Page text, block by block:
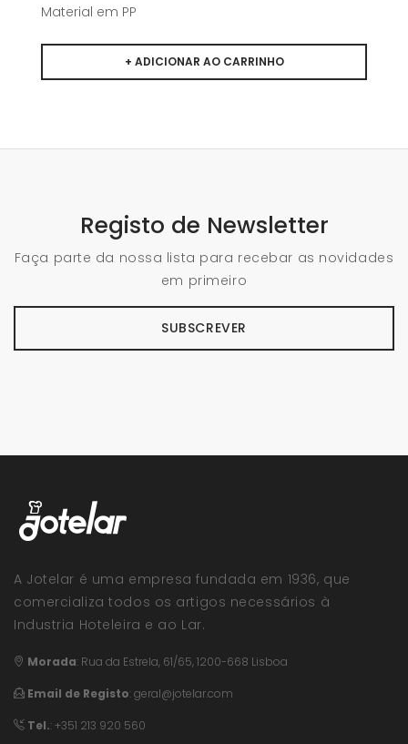
Material em PP
Registo de Newsletter
Faça parte da nossa lista para recebar as novidades
em primeiro
SUBSCREVER
A Jotelar é uma empresa fundada em 1936, que
comercializa todos os artigos necessários à
Industria Hoteleira e ao Lar.
Morada: Rua da Estrela, 61/65, 1200-668 Lisboa
Email de Registo:geral@jotelar.com
Tel.: +351 213 920 560